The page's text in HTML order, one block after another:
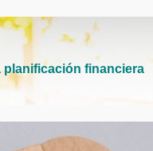
planificación financiera